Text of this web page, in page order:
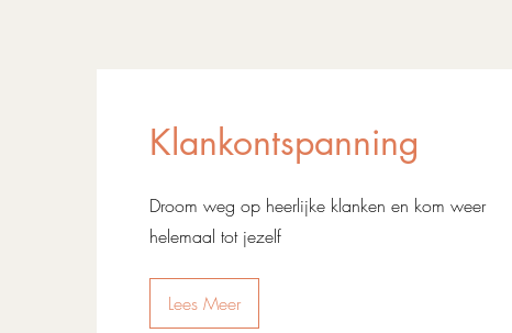
Klankontspanning
Droom weg op heerlijke klanken en kom weer
helemaal tot jezelf
Lees Meer